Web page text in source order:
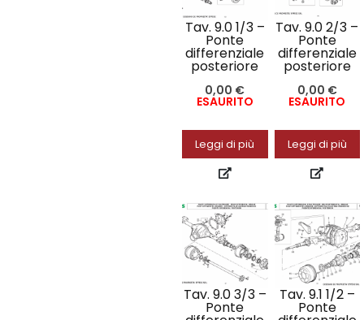
Tav. 9.0 1/3 –
Ponte
differenziale
posteriore
0,00 €
ESAURITO
Leggi di più
Tav. 9.0 2/3 –
Ponte
differenziale
posteriore
0,00 €
ESAURITO
Leggi di più
Tav. 9.0 3/3 –
Ponte
Tav. 9.1 1/2 –
Ponte